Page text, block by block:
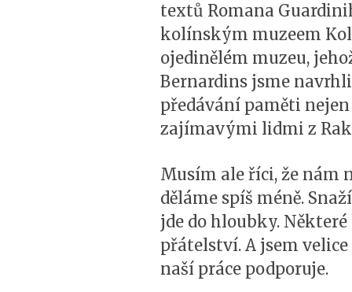
textů Romana
kolínským muzeem
ojedinělém muzeu,
Bernardins jsme
předávání paměti
zajímavými lidmi z
Musím ale říci, že nám
děláme spíš méně.
jde do hloubky.
přátelství. A jsem
naší práce podporuje.